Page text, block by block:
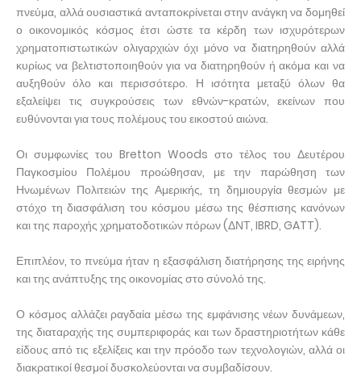
πνεύμα, αλλά ουσιαστικά ανταποκρίνεται στην ανάγκη να δομηθεί
ο οικονομικός κόσμος έτσι ώστε τα κέρδη των ισχυρότερων
χρηματοπιστωτικών ολιγαρχιών όχι μόνο να διατηρηθούν αλλά
κυρίως να βελτιστοποιηθούν για να διατηρηθούν ή ακόμα και να
αυξηθούν όλο και περισσότερο. Η ισότητα μεταξύ όλων θα
εξαλείψει τις συγκρούσεις των εθνών-κρατών, εκείνων που
ευθύνονται για τους πολέμους του εικοστού αιώνα.
Οι συμφωνίες του Bretton Woods στο τέλος του Δευτέρου
Παγκοσμίου Πολέμου προώθησαν, με την παρώθηση των
Ηνωμένων Πολιτειών της Αμερικής, τη δημιουργία θεσμών με
στόχο τη διασφάλιση του κόσμου μέσω της θέσπισης κανόνων
και της παροχής χρηματοδοτικών πόρων (ΔΝΤ, IBRD, GATT).
Επιπλέον, το πνεύμα ήταν η εξασφάλιση διατήρησης της ειρήνης
και της ανάπτυξης της οικονομίας στο σύνολό της.
Ο κόσμος αλλάζει ραγδαία μέσω της εμφάνισης νέων δυνάμεων,
της διαταραχής της συμπεριφοράς και των δραστηριοτήτων κάθε
είδους από τις εξελίξεις και την πρόοδο των τεχνολογιών, αλλά οι
διακρατικοί θεσμοί δυσκολεύονται να συμβαδίσουν.